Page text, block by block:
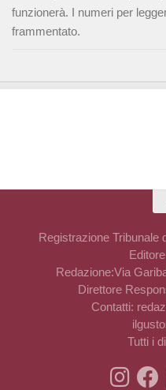
funzionerà. I numeri per
frammentato.
Registrazione Tribunale
Redazione:Via
Direttore
Contatti:
Tutti i